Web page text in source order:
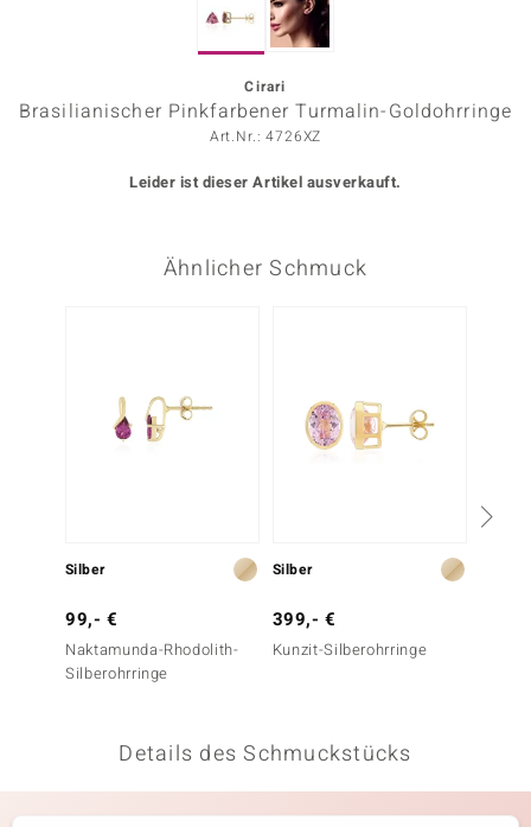
BY DE MELO
Cirari
Brasilianischer Pinkfarbener Turmalin-Goldohrringe
Art.Nr.: 4726XZ
Leider ist dieser Artikel ausverkauft.
Ähnlicher Schmuck
Silber
99,- €
Naktamunda-Rhodolith-
Silberohrringe
Silber
399,- €
Kunzit-Silberohrringe
Details des Schmuckstücks